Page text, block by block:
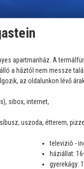
apartmanház. A
a háztól nem messze
az oldalunkon lévő
sibox, internet,
uszoda, étterem,
televizió -
háziállat:
gyerekágy: